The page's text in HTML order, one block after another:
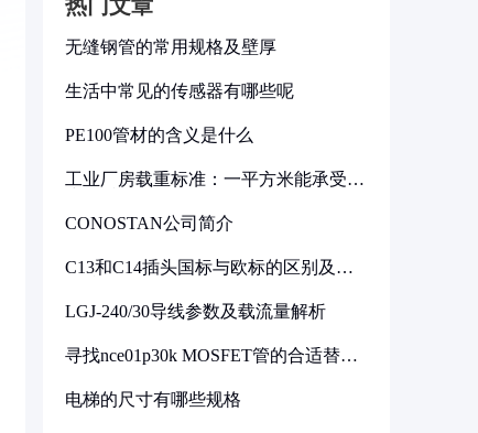
热门文章
无缝钢管的常用规格及壁厚
生活中常见的传感器有哪些呢
PE100管材的含义是什么
工业厂房载重标准：一平方米能承受多
CONOSTAN公司简介
C13和C14插头国标与欧标的区别及其
LGJ-240/30导线参数及载流量解析
寻找nce01p30k MOSFET管的合适替代
电梯的尺寸有哪些规格